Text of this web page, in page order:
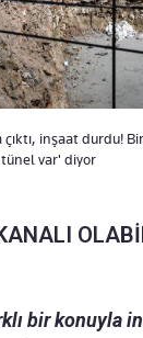
çıktı, inşaat durdu!
var' diyor
bir konuyla